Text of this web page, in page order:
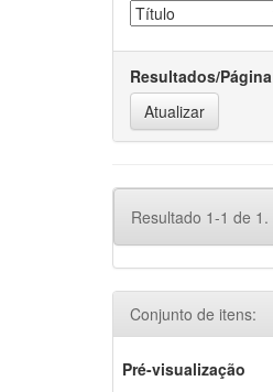
Resultados/Página
Resultado 1-1 de 1.
Conjunto de itens:
Pré-visualização